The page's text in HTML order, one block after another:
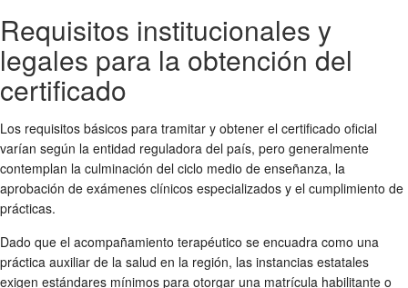
Requisitos institucionales y
legales para la obtención del
certificado
Los requisitos básicos para tramitar y obtener el certificado oficial
varían según la entidad reguladora del país, pero generalmente
contemplan la culminación del ciclo medio de enseñanza, la
aprobación de exámenes clínicos especializados y el cumplimiento de
prácticas.
Dado que el acompañamiento terapéutico se encuadra como una
práctica auxiliar de la salud en la región, las instancias estatales
exigen estándares mínimos para otorgar una matrícula habilitante o